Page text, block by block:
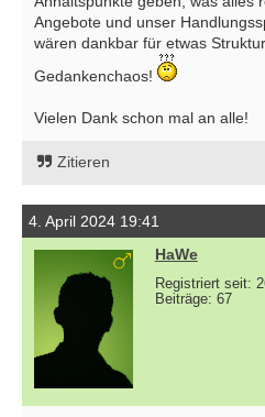
Angebote und unser
wären dankbar für etwas
Gedankenchaos!
Vielen Dank schon mal an alle!
Zitieren
4. April 2024 19:41
HaWe
Registriert seit:
Beiträge: 67